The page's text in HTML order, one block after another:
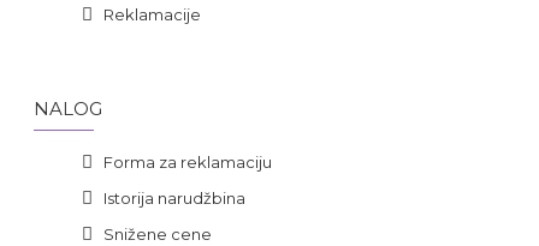
Reklamacije
NALOG
Forma za reklamaciju
Istorija narudžbina
Snižene cene